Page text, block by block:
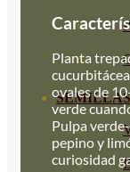
SEMILLAS
Planta
ovales de
verde
Pulpa
pepino y
curiosidad